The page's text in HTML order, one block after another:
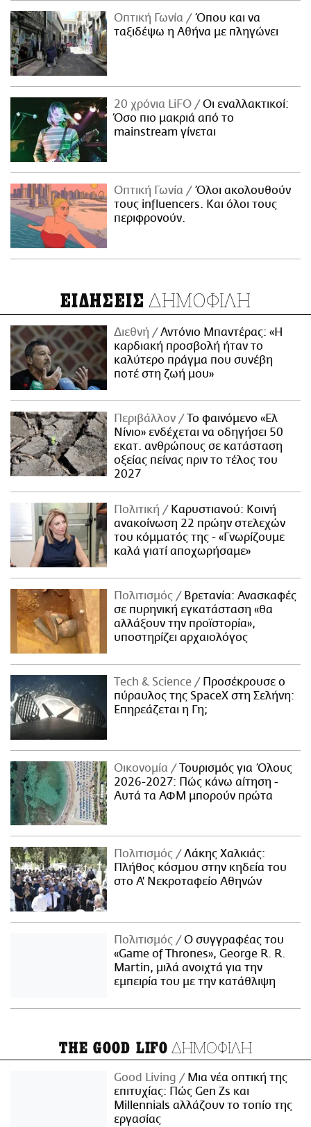
Οπτική Γωνία
Όπου και να
ταξιδέψω η Αθήνα με πληγώνει
20 χρόνια LiFO
Οι εναλλακτικοί:
Όσο πιο μακριά από το
mainstream γίνεται
Οπτική Γωνία
Όλοι ακολουθούν
τους influencers. Και όλοι τους
περιφρονούν.
ΕΙΔΗΣΕΙΣ ΔΗΜΟΦΙΛΗ
Διεθνή
Αντόνιο Μπαντέρας: «Η
καρδιακή προσβολή ήταν το
καλύτερο πράγμα που συνέβη
ποτέ στη ζωή μου»
Περιβάλλον
Το φαινόμενο «Ελ
Νίνιο» ενδέχεται να οδηγήσει 50
εκατ. ανθρώπους σε κατάσταση
οξείας πείνας πριν το τέλος του
2027
Πολιτική
Καρυστιανού: Κοινή
ανακοίνωση 22 πρώην στελεχών
του κόμματός της - «Γνωρίζουμε
καλά γιατί αποχωρήσαμε»
Πολιτισμός
Βρετανία: Ανασκαφές
σε πυρηνική εγκατάσταση «θα
αλλάξουν την προϊστορία»,
υποστηρίζει αρχαιολόγος
Τech & Science
Προσέκρουσε ο
πύραυλος της SpaceX στη Σελήνη:
Επηρεάζεται η Γη;
Οικονομία
Τουρισμός για Όλους
2026-2027: Πώς κάνω αίτηση -
Αυτά τα ΑΦΜ μπορούν πρώτα
Πολιτισμός
Λάκης Χαλκιάς:
Πλήθος κόσμου στην κηδεία του
στο Α' Νεκροταφείο Αθηνών
Πολιτισμός
Ο συγγραφέας του
«Game of Thrones», George R. R.
Martin, μιλά ανοιχτά για την
εμπειρία του με την κατάθλιψη
THE GOOD LIFO ΔΗΜΟΦΙΛΗ
Good Living
Μια νέα οπτική της
επιτυχίας: Πώς Gen Zs και
Millennials αλλάζουν το τοπίο της
εργασίας